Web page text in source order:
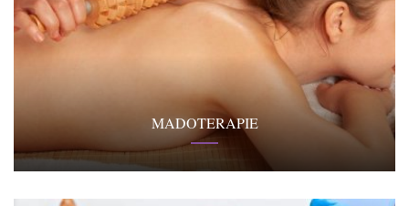
MADOTERAPIE